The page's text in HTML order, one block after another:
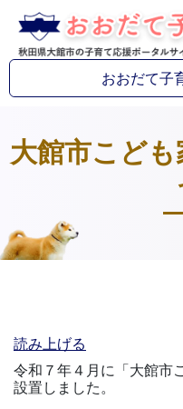
おおだて子
大館市こど
読み上げる
令和７年４月に「大館
設置しました。